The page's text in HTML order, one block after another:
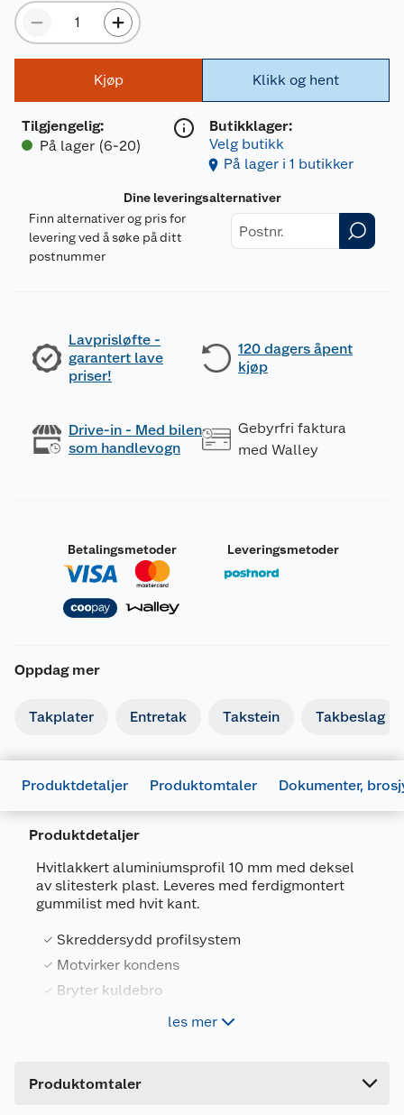
Kjøp
Tilgjengelig:
På lager (6-20)
Klikk og hent
Butikklager:
Velg butikk
På lager i 1 butikker
Dine leveringsalternativer
Finn alternativer og pris for
levering ved å søke på ditt
postnummer
Lavprisløfte -
garantert lave
priser!
120 dagers åpent
kjøp
Drive-in - Med bilen
som handlevogn
Gebyrfri faktura
med Walley
Betalingsmetoder Leveringsmetoder
Oppdag mer
Takplater Entretak Takstein Takbeslag
Produktdetaljer Produktomtaler Dokumenter,
Produktdetaljer
Hvitlakkert aluminiumsprofil 10 mm med deksel
av slitesterk plast. Leveres med ferdigmontert
gummilist med hvit kant.
Skreddersydd profilsystem
Motvirker kondens
Bryter kuldebro
å montere. Kombinasjonen av materialer skaper
les mer
Produktomtaler
Generelt
Artikkelnummer
Leverandørens artikkelnummer
Størrelse
Bruttovekt